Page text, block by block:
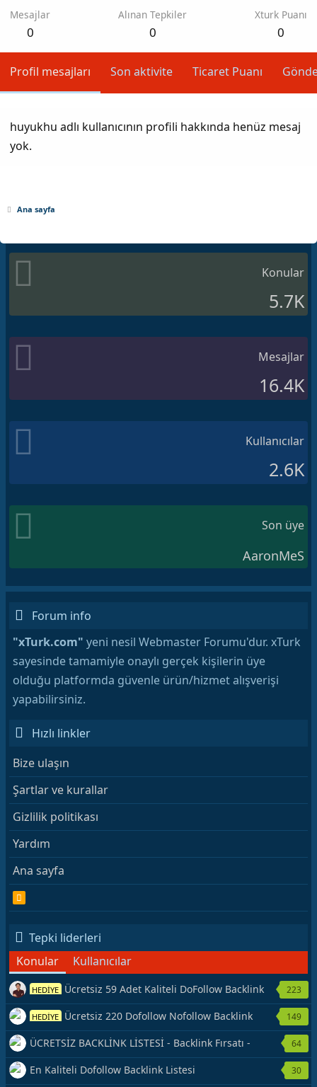
Mesajlar
0
Alınan Tepkiler
0
Xturk Puanı
0
Profil mesajları Son aktivite Ticaret Puanı
huyukhu adlı kullanıcının profili hakkında henüz mesaj
yok.
Ana sayfa
Konular
5.7K
Mesajlar
16.4K
Kullanıcılar
2.6K
Son üye
AaronMeS
Forum info
"xTurk.com" yeni nesil Webmaster Forumu'dur. xTurk
sayesinde tamamiyle onaylı gerçek kişilerin üye
olduğu platformda güvenle ürün/hizmet alışverişi
yapabilirsiniz.
Hızlı linkler
Bize ulaşın
Şartlar ve kurallar
Gizlilik politikası
Yardım
Ana sayfa
S
Tepki liderleri
Konular
Kullanıcılar
HEDİYE Ücretsiz 59 Adet Kaliteli DoFollow Backlink
Kaynağı Veriyorum.
223
HEDİYE Ücretsiz 220 Dofollow Nofollow Backlink
Veriyorum
149
ÜCRETSİZ BACKLİNK LİSTESİ - Backlink Fırsatı -
Hemen Yetiş!
64
En Kaliteli Dofollow Backlink Listesi 30